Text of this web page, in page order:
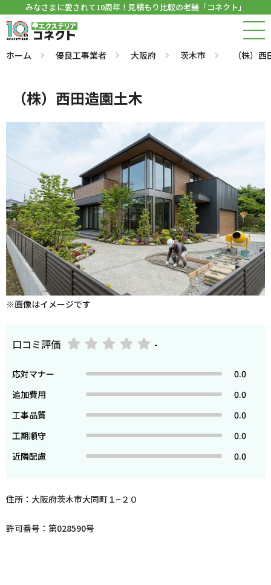
みなさまに愛されて10周年！見積もり比較の老舗「コネクト」
ホーム 優良工事業者 大阪府 茨木市 （株）
（株）西田造園土木
※画像はイメージです
口コミ評価 -
応対マナー
0.0
追加費用
0.0
工事品質
0.0
工期順守
0.0
近隣配慮
0.0
住所：大阪府茨木市大同町１−２０
許可番号：第028590号